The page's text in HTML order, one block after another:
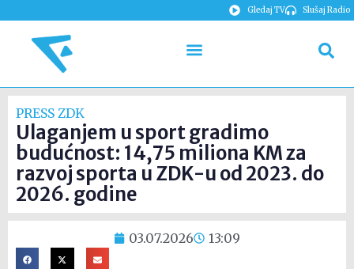
Gledaj TV Slušaj Radio
PRESS ZDK
Ulaganjem u sport gradimo
budućnost: 14,75 miliona KM za
razvoj sporta u ZDK-u od 2023. do
2026. godine
03.07.2026 13:09